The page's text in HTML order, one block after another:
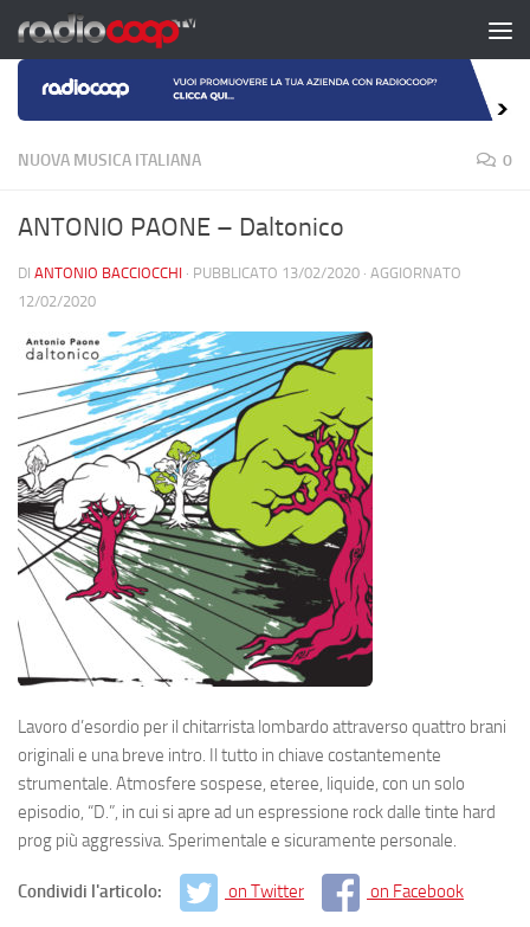
Salta al contenuto
NUOVA MUSICA ITALIANA 0
ANTONIO PAONE – Daltonico
DI ANTONIO BACCIOCCHI · PUBBLICATO 13/02/2020 · AGGIORNATO
12/02/2020
Lavoro d’esordio per il chitarrista lombardo attraverso quattro brani
originali e una breve intro. Il tutto in chiave costantemente
strumentale. Atmosfere sospese, eteree, liquide, con un solo
episodio, “D.”, in cui si apre ad un espressione rock dalle tinte hard
prog più aggressiva. Sperimentale e sicuramente personale.
Condividi l'articolo: on Twitter on Facebook